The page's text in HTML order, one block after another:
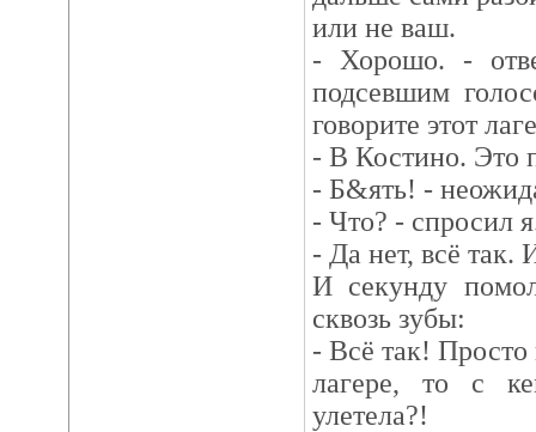
или не ваш.
- Хорошо. -
подсевшим
говорите этот
- В Костино. Это
- Б&ять! -
- Что? - спросил
- Да нет, всё так.
И секунду
сквозь зубы:
- Всё так! Просто
лагере, то с
улетела?!